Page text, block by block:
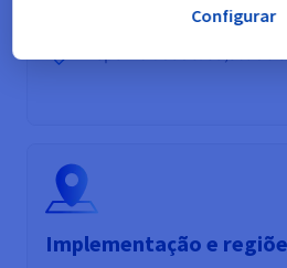
Transições/ciclo de vida
Disponibilidade: 99,9% de
Implementação e
Configurar